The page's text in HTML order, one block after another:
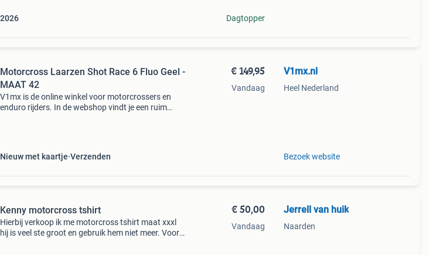
2026 Dagtopper
Motorcross Laarzen Shot Race 6 Fluo Geel -
MAAT 42
V1mx is de online winkel voor motorcrossers en
enduro rijders. In de webshop vindt je een ruim
Nieuw met kaartje Verzenden
€ 149,95
Vandaag
V1mx.nl
Heel Nederland
Bezoek website
Kenny motorcross tshirt
Hierbij verkoop ik me motorcross tshirt maat xxxl
hij is veel ste groot en gebruik hem niet meer. Voor
€ 50,00
Vandaag
Jerrell van huik
Naarden